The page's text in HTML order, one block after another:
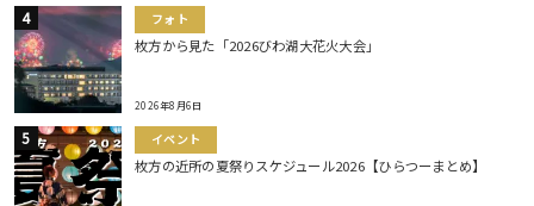
フォト
枚方から見た「2026びわ湖大花火大会」
2026年8月6日
イベント
枚方の近所の夏祭りスケジュール2026【ひらつーまとめ】